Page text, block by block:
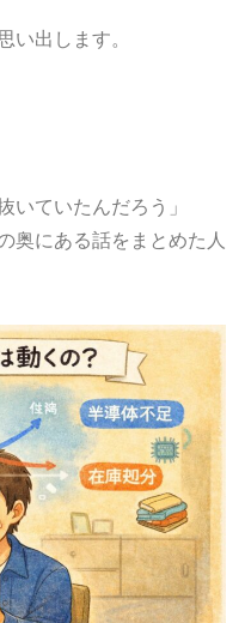
い出します。
いていたんだろう」
奥にある話をまとめた人